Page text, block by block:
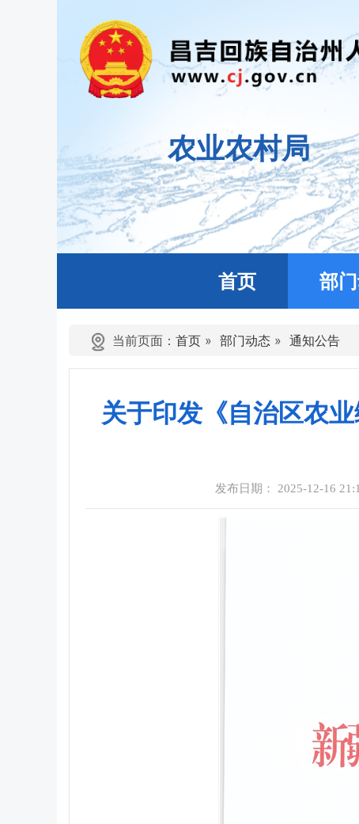
农业农村局
首页 部
当前页面： 首页 » 部门动态 » 通知公告
关于印发《自治区农
发布日期： 2025-12-16